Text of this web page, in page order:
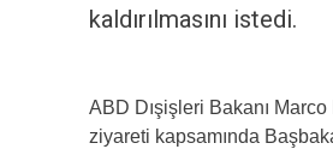
kaldırılmasını istedi.
ABD Dışişleri Bakanı Marco
ziyareti kapsamında